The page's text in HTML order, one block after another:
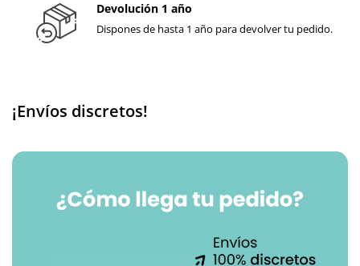
Devolución 1 año
Dispones de hasta 1 año para devolver tu pedido.
¡Envíos discretos!